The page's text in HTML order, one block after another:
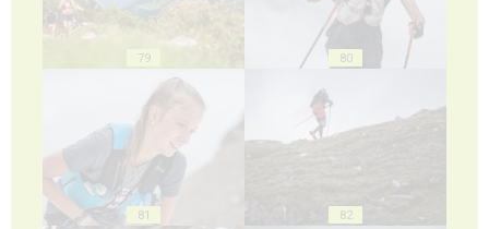
79 80
81 82